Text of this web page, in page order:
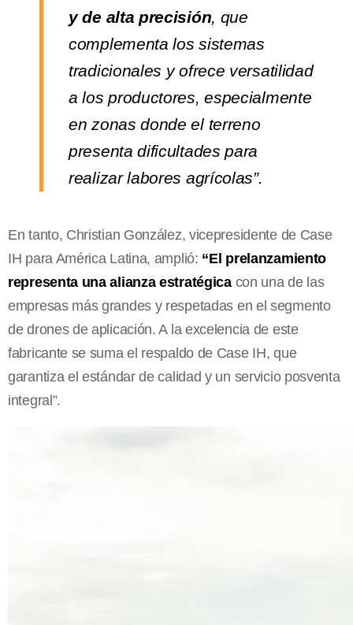
y de alta precisión, que
complementa los sistemas
tradicionales y ofrece versatilidad
a los productores, especialmente
en zonas donde el terreno
presenta dificultades para
realizar labores agrícolas”.
En tanto, Christian González, vicepresidente de Case
IH para América Latina, amplió: “El prelanzamiento
representa una alianza estratégicacon una de las
empresas más grandes y respetadas en el segmento
de drones de aplicación. A la excelencia de este
fabricante se suma el respaldo de Case IH, que
garantiza el estándar de calidad y un servicio posventa
integral”.